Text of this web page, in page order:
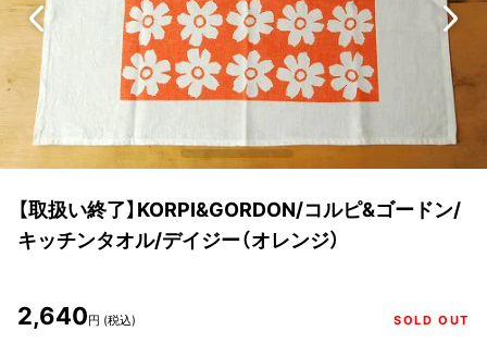
【取扱い終了】KORPI&GORDON/コルピ&ゴードン/
キッチンタオル/デイジー（オレンジ）
2,640円 (税込) SOLD OUT